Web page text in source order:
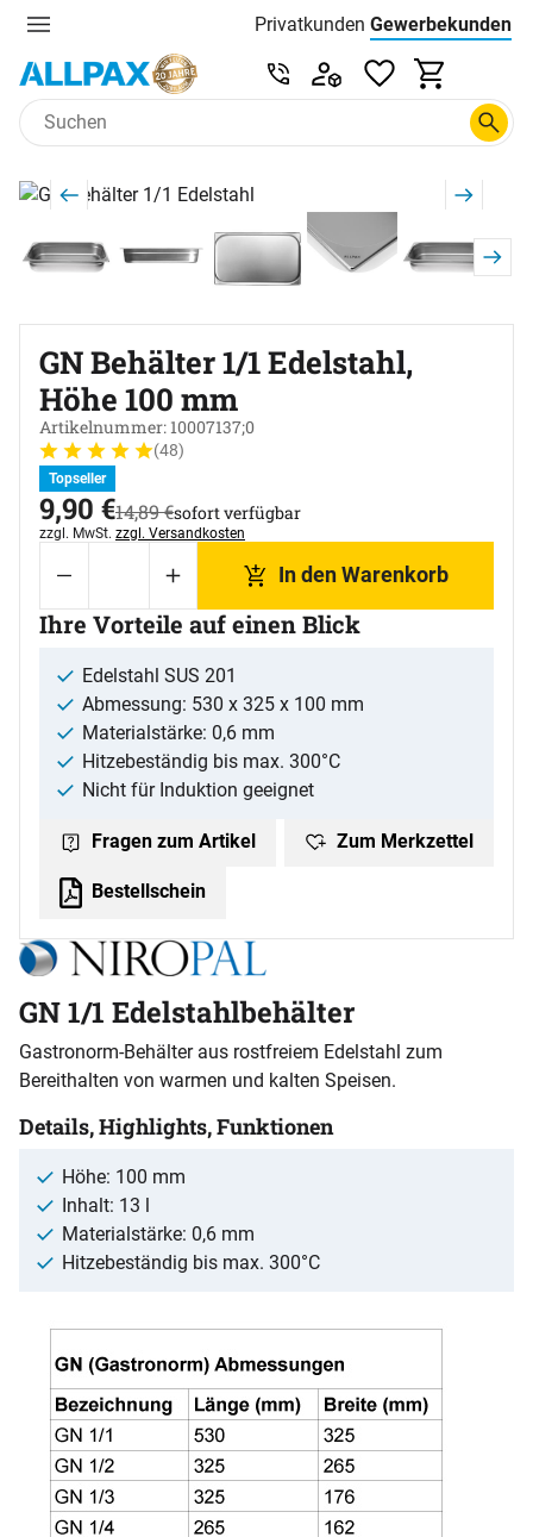
Menu Privatkunden Preisliste:
Gewerbekunden
Zum Hauptinhalt springen
Service & Beratung unter
Produktgalerie
Zur Kaufbox springen
GN Behälter 1/1 Edelstahl,
Höhe 100 mm
Artikelnummer: 10007137;0
Bewertung: 5 von 5 (48 Bewertungen)
48 Bewertungen
(48)
Topseller
jetzt:
9,90 €statt:
14,89€sofort verfügbar
Steuerhinweis:
zzgl. MwSt. zzgl. Versandkosten
In den Warenkorb
Ihre Vorteile auf einen Blick
Edelstahl SUS 201
Abmessung: 530 x 325 x 100 mm
Materialstärke: 0,6 mm
Hitzebeständig bis max. 300°C
Nicht für Induktion geeignet
Fragen zum Artikel Zum Merkzettel
Bestellschein
GN 1/1 Edelstahlbehälter
Gastronorm-Behälter aus rostfreiem Edelstahl zum
Bereithalten von warmen und kalten Speisen.
Details, Highlights, Funktionen
Höhe: 100 mm
Inhalt: 13 l
Materialstärke: 0,6 mm
Hitzebeständig bis max. 300°C